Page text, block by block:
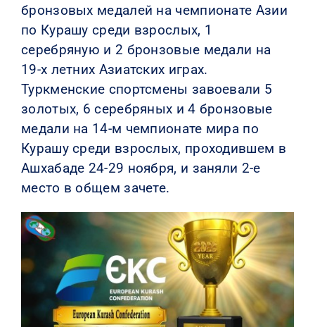
бронзовых медалей на чемпионате Азии
по Курашу среди взрослых, 1
серебряную и 2 бронзовые медали на
19-х летних Азиатских играх.
Туркменские спортсмены завоевали 5
золотых, 6 серебряных и 4 бронзовые
медали на 14-м чемпионате мира по
Курашу среди взрослых, проходившем в
Ашхабаде 24-29 ноября, и заняли 2-е
место в общем зачете.